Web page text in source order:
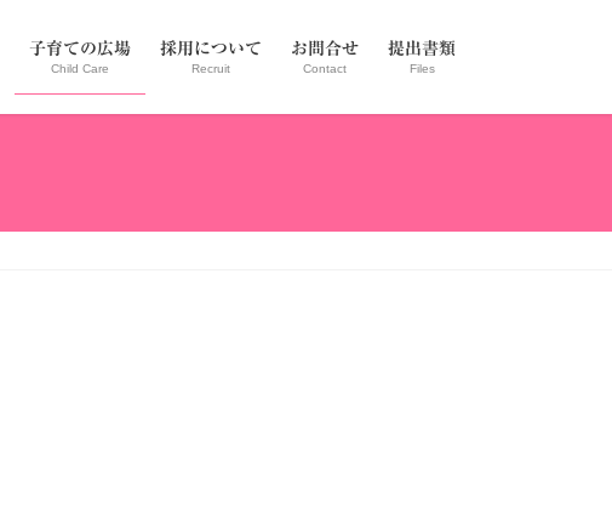
子育ての広場
Child Care
採用について
Recruit
お問合せ
Contact
提出書類
Files